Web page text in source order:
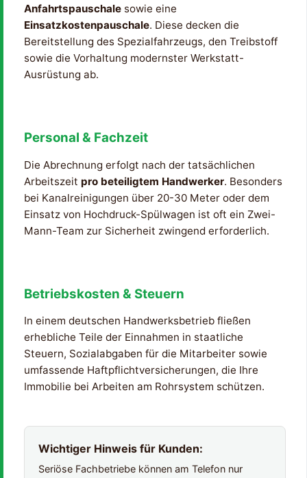
Anfahrtspauschale sowie eine
Einsatzkostenpauschale. Diese decken die
Bereitstellung des Spezialfahrzeugs, den Treibstoff
sowie die Vorhaltung modernster Werkstatt-
Ausrüstung ab.
Personal & Fachzeit
Die Abrechnung erfolgt nach der tatsächlichen
Arbeitszeit pro beteiligtem Handwerker. Besonders
bei Kanalreinigungen über 20-30 Meter oder dem
Einsatz von Hochdruck-Spülwagen ist oft ein Zwei-
Mann-Team zur Sicherheit zwingend erforderlich.
Betriebskosten & Steuern
In einem deutschen Handwerksbetrieb fließen
erhebliche Teile der Einnahmen in staatliche
Steuern, Sozialabgaben für die Mitarbeiter sowie
umfassende Haftpflichtversicherungen, die Ihre
Immobilie bei Arbeiten am Rohrsystem schützen.
Wichtiger Hinweis für Kunden:
Seriöse Fachbetriebe können am Telefon nur